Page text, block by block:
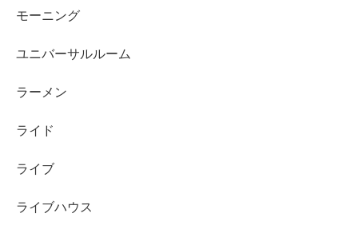
モーニング
ユニバーサルルーム
ラーメン
ライド
ライブ
ライブハウス